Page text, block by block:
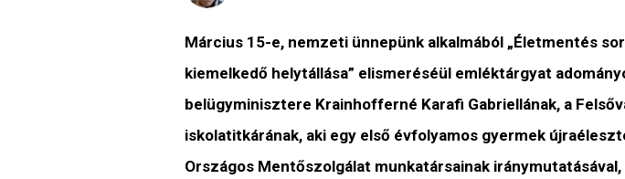
Március 15-e, nemzeti ünnepünk alkalmából „Életmentés
kiemelkedő helytállása” elismeréséül emléktárgyat
belügyminisztere Krainhofferné Karafi Gabriellának, a
iskolatitkárának, aki egy első évfolyamos gyermek
Országos Mentőszolgálat munkatársainak